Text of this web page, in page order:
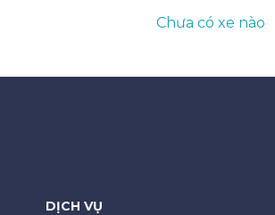
Chưa có xe nào
DỊCH VỤ